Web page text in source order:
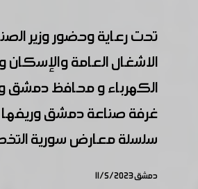
تحت رعاية وحضور وزير
الاشغال العامة والإسكان
الكهرباء و محافظ دمشق
غرفة صناعة دمشق
سلسلة معارض سورية
دمشق 11/5/2023